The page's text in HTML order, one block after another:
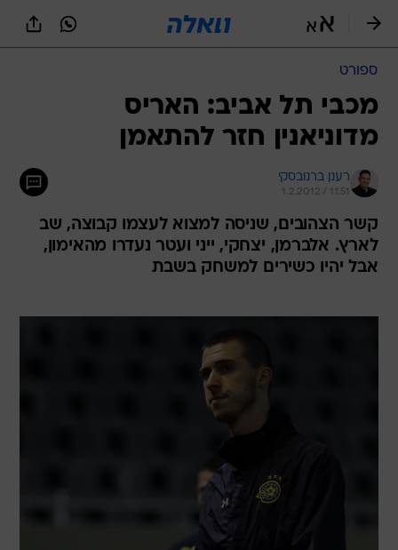
ספורט
מכבי תל אביב: האריס
מדוניאנין חזר להתאמן
רענן ברנובסקי
1.2.2012 / 11:51
קשר הצהובים, שניסה למצוא לעצמו קבוצה, שב
לארץ. אלברמן, יצחקי, ייני ועטר נעדרו מהאימון,
אבל יהיו כשירים למשחק בשבת